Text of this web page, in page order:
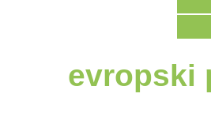
evropski